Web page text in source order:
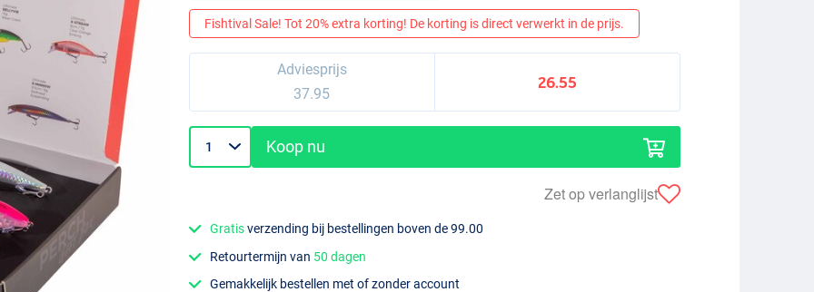
Fishtival Sale! Tot 20% extra korting! De korting is direct verwerkt in de prijs.
Adviesprijs
37.95
26.55
Koop nu
Zet op verlanglijst
Gratisverzending bij bestellingen boven de 99.00
Retourtermijn van 50 dagen
Gemakkelijk bestellen met of zonder account